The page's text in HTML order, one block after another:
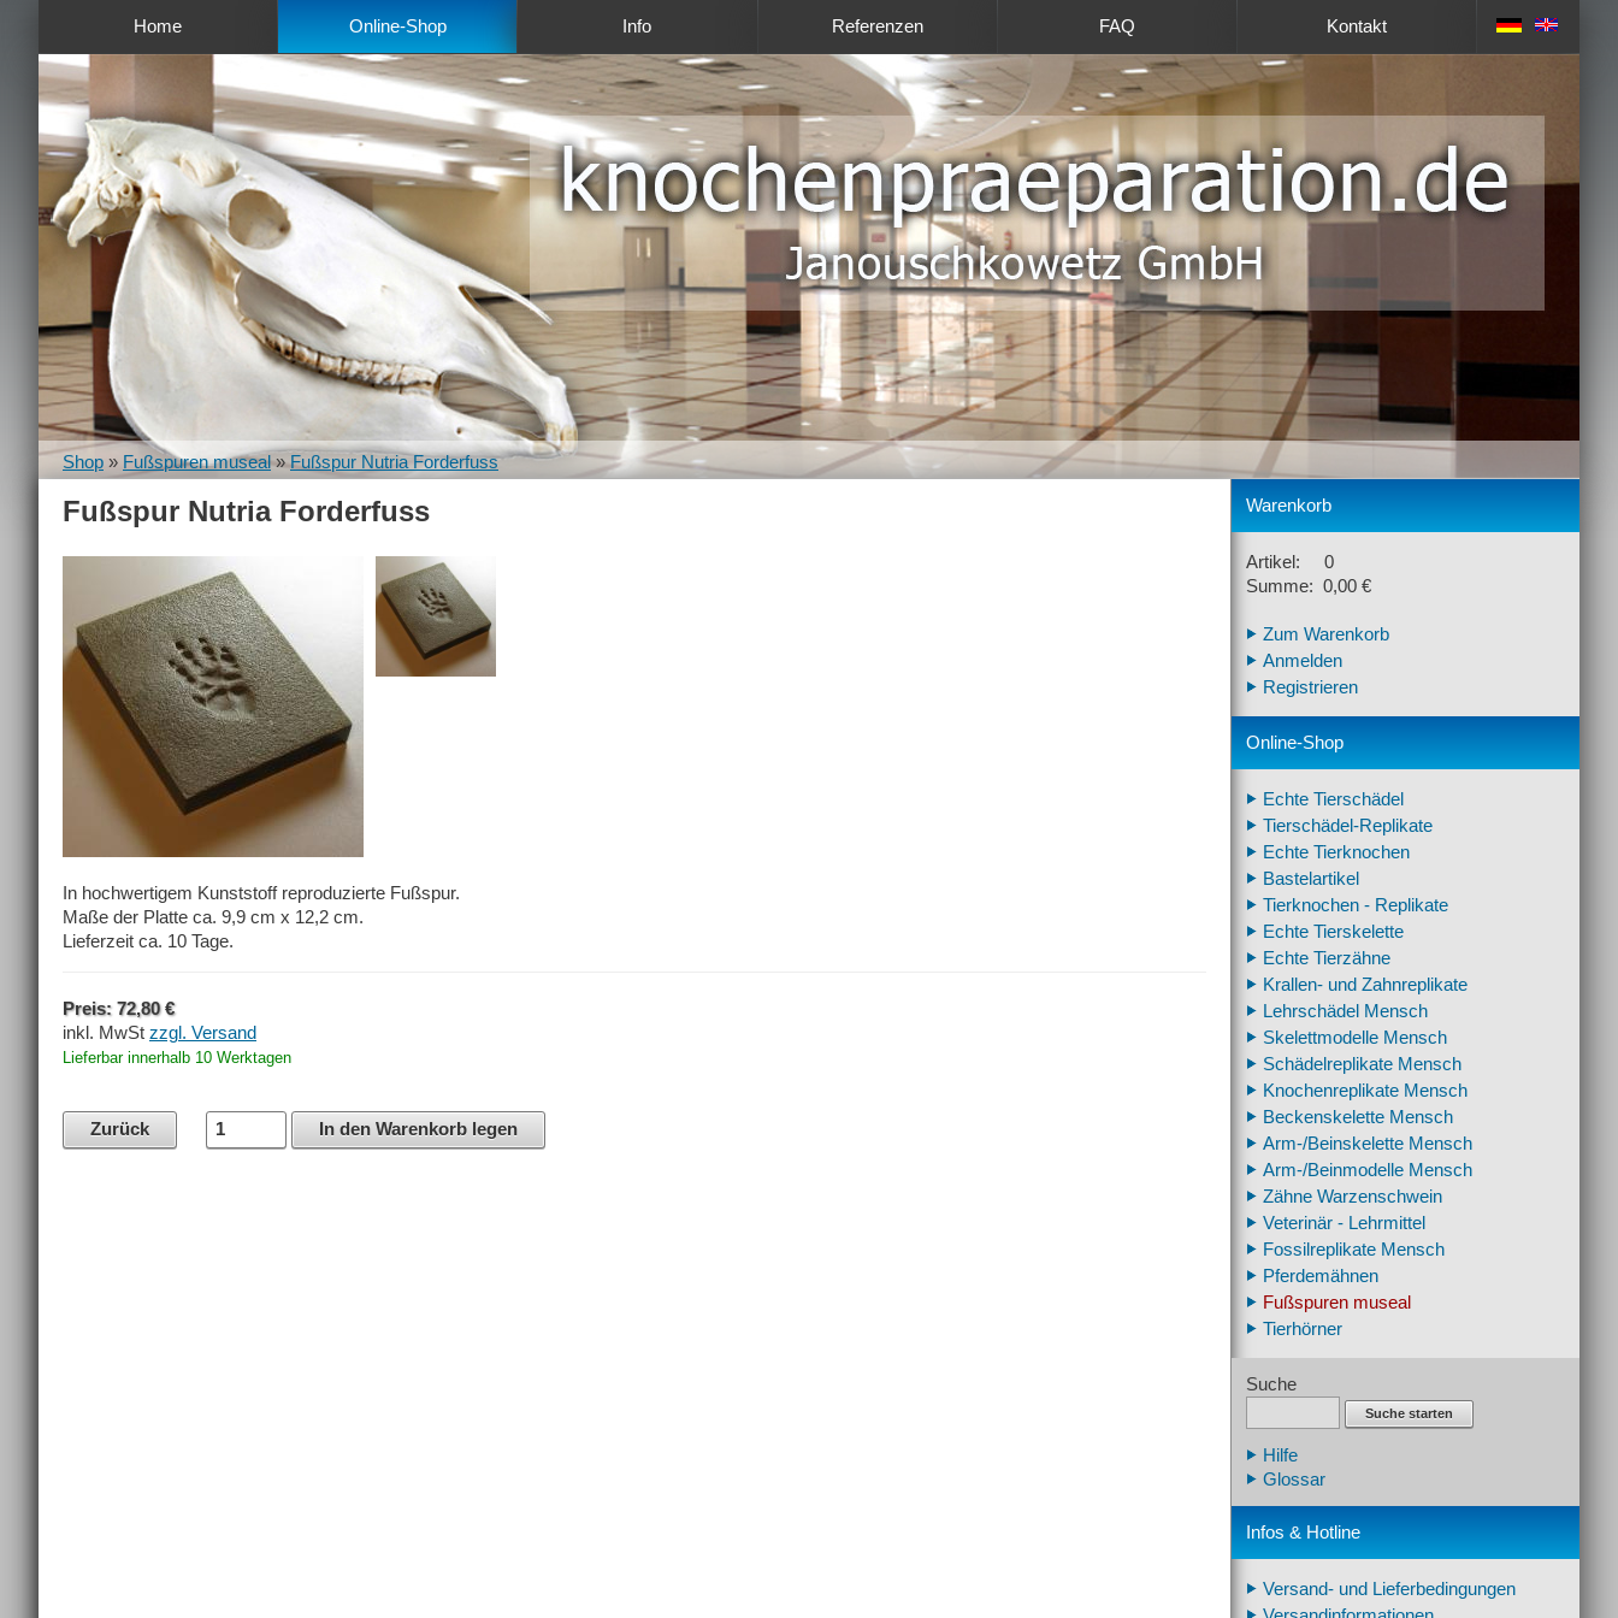
Home Online-Shop Info Referenzen FAQ Kontakt
Shop » Fußspuren museal»Fußspur Nutria Forderfuss
Fußspur Nutria Forderfuss
In hochwertigem Kunststoff reproduzierte Fußspur.
Maße der Platte ca. 9,9 cm x 12,2 cm.
Lieferzeit ca. 10 Tage.
Preis: 72,80 €
inkl. MwSt zzgl. Versand
Lieferbar innerhalb 10 Werktagen
Zurück In den Warenkorb legen
Warenkorb
Artikel: 0
Summe: 0,00 €
Zum Warenkorb
Anmelden
Registrieren
Online-Shop
Echte Tierschädel
Tierschädel-Replikate
Echte Tierknochen
Bastelartikel
Tierknochen - Replikate
Echte Tierskelette
Echte Tierzähne
Krallen- und Zahnreplikate
Lehrschädel Mensch
Skelettmodelle Mensch
Schädelreplikate Mensch
Knochenreplikate Mensch
Beckenskelette Mensch
Arm-/Beinskelette Mensch
Arm-/Beinmodelle Mensch
Zähne Warzenschwein
Veterinär - Lehrmittel
Fossilreplikate Mensch
Pferdemähnen
Fußspuren museal
Tierhörner
Suche
Suche starten
Hilfe
Glossar
Infos & Hotline
Versand- und Lieferbedingungen